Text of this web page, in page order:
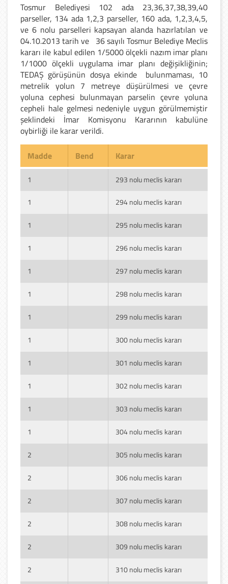
Tosmur Belediyesi 102 ada 23,36,37,38,39,40
parseller, 134 ada 1,2,3 parseller, 160 ada, 1,2,3,4,5,
ve 6 nolu parselleri kapsayan alanda hazırlatılan ve
04.10.2013 tarih ve 36 sayılı Tosmur Belediye Meclis
kararı ile kabul edilen 1/5000 ölçekli nazım imar planı
1/1000 ölçekli uygulama imar planı değişikliğinin;
TEDAŞ görüşünün dosya ekinde
bulunmaması, 10
metrelik yolun 7 metreye düşürülmesi ve çevre
yoluna cephesi bulunmayan parselin çevre yoluna
cepheli hale gelmesi nedeniyle uygun görülmemiştir
şeklindeki İmar Komisyonu Kararının kabulüne
oybirliği ile karar verildi.
Madde Bend Karar
1 293 nolu meclis kararı
1 294 nolu meclis kararı
1 295 nolu meclis kararı
1 296 nolu meclis kararı
1 297 nolu meclis kararı
1 298 nolu meclis kararı
1 299 nolu meclis kararı
1 300 nolu meclis kararı
1 301 nolu meclis kararı
1 302 nolu meclis kararı
1 303 nolu meclis kararı
1 304 nolu meclis kararı
2 305 nolu meclis kararı
2 306 nolu meclis kararı
2 307 nolu meclis kararı
2 308 nolu meclis kararı
2 309 nolu meclis kararı
2 310 nolu meclis kararı